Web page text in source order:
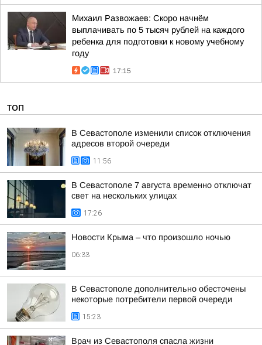
Михаил Развожаев: Скоро начнём
выплачивать по 5 тысяч рублей на каждого
ребенка для подготовки к новому учебному
году
17:15
ТОП
В Севастополе изменили список отключения
адресов второй очереди
11:56
В Севастополе 7 августа временно отключат
свет на нескольких улицах
17:26
Новости Крыма – что произошло ночью
06:33
В Севастополе дополнительно обесточены
некоторые потребители первой очереди
15:23
Врач из Севастополя спасла жизни